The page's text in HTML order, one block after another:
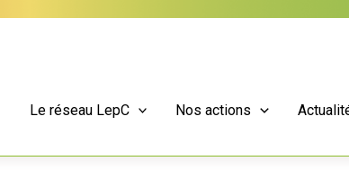
Le réseau LepC Nos actions